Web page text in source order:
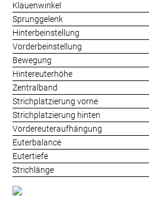
Klauenwinkel
Sprunggelenk
Hinterbeinstellung
Vorderbeinstellung
Bewegung
Hintereuterhöhe
Zentralband
Strichplatzierung vorne
Strichplatzierung hinten
Vordereuteraufhängung
Euterbalance
Eutertiefe
Strichlänge